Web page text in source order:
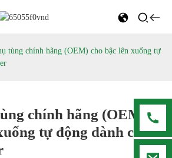
tùng chính hãng (OEM) cho bậc lên xuống tự
chính hãng (OEM)
tự động dành cho